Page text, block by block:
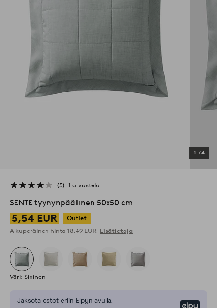
1 /4
5 1 arvostelu
SENTE tyynynpäällinen 50x50 cm
5,54 EUR
Outlet
Alkuperäinen hinta 18,49 EUR Lisätietoja
Väri: Sininen
Jaksota ostot eriin Elpyn avulla.